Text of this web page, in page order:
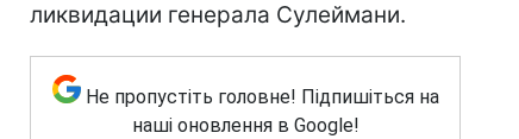
ликвидации генерала Сулеймани.
Не пропустіть головне! Підпишіться на
наші оновлення в Google!